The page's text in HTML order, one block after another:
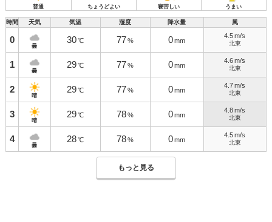
普通 ちょうどよい 寝苦しい うまい
時間 天気 気温 湿度 降水量 風
0
曇
30 ℃ 77 % 0 mm
4.5 m/s
北東
1
曇
29 ℃ 77 % 0 mm
4.6 m/s
北東
2
晴
29 ℃ 77 % 0 mm
4.7 m/s
北東
3
晴
29 ℃ 78 % 0 mm
4.8 m/s
北東
4
曇
28 ℃ 78 % 0 mm
4.5 m/s
北東
もっと見る